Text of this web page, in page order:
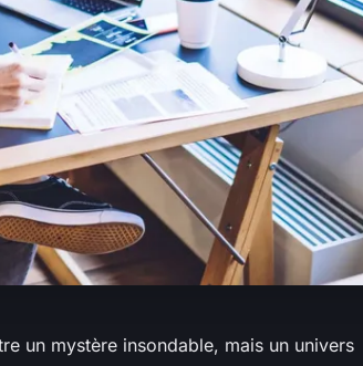
un mystère insondable, mais un univers